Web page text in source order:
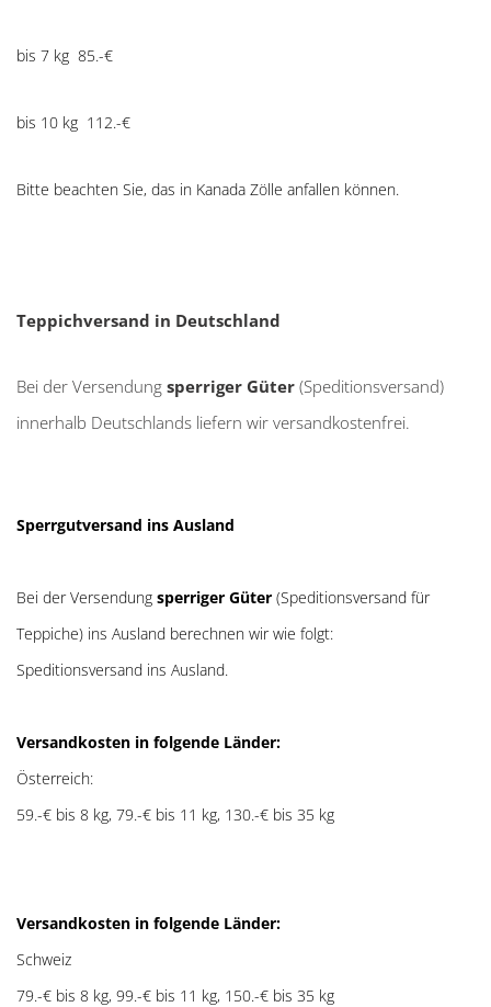
bis 7 kg 85.-€
bis 10 kg 112.-€
Bitte beachten Sie, das in Kanada Zölle anfallen können.
Teppichversand in Deutschland
Bei der Versendung sperriger Güter (Speditionsversand)
innerhalb Deutschlands liefern wir versandkostenfrei.
Sperrgutversand ins Ausland
Bei der Versendung sperriger Güter (Speditionsversand für
Teppiche) ins Ausland berechnen wir wie folgt:
Speditionsversand ins Ausland.
Versandkosten in folgende Länder:
Österreich:
59.-€ bis 8 kg, 79.-€ bis 11 kg, 130.-€ bis 35 kg
Versandkosten in folgende Länder:
Schweiz
79.-€ bis 8 kg, 99.-€ bis 11 kg, 150.-€ bis 35 kg